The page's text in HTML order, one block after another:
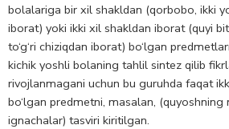
bolalariga bir xil shakldan (qorbobo, ikki
iborat) yoki ikki xil shakldan iborat (quyi
to‘g‘ri chiziqdan iborat) bo‘lgan
kichik yoshli bolaning tahlil sintez qilib
rivojlanmagani uchun bu guruhda faqat
bo‘lgan predmetni, masalan, (quyoshning
ignachalar) tasviri kiritilgan.